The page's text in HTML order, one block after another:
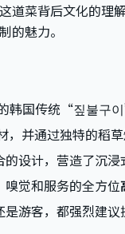
道菜背后文化的理
的魅力。
韩国传统“짚불구
并通过独特的稻
设计，营造了沉浸
觉和服务的全方位
游客，都强烈建议